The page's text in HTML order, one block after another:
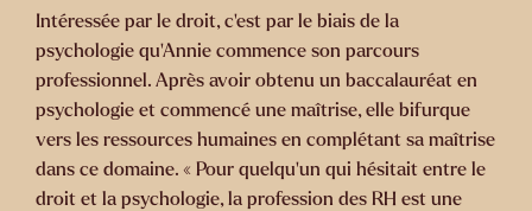
Intéressée par le droit, c’est par le biais de la
psychologie qu’Annie commence son parcours
professionnel. Après avoir obtenu un baccalauréat en
psychologie et commencé une maîtrise, elle bifurque
vers les ressources humaines en complétant sa maîtrise
dans ce domaine. « Pour quelqu’un qui hésitait entre le
droit et la psychologie, la profession des RH est une